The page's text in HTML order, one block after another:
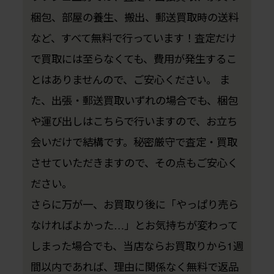
梱包、部屋の養生、搬出、郵送買取時の送料
など、すべて無料で行っています！査定だけ
で買取には至らなくても、費用が発生するこ
とはありませんので、ご安心ください。 ま
た、出張・郵送買取いずれの場合でも、梱包
や運び出しはこちらで行いますので、お立ち
会いだけで結構です。秘密厳守で査定・買取
させていただきますので、その点もご安心く
ださい。
さらに万が一、お買取り後に「やっぱり売ら
なければよかった…」とお気持ちが変わって
しまった場合でも、当店ならお買取りから1週
間以内であれば、理由に関係なく無料で返品